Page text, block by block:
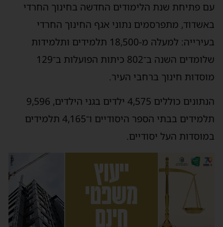
עם פתיחת שנת הלימודים החדשה בחינוך החרדי
באשדוד, מתפרסמים נתוני אגף החינוך החרדי
בעירייה: למעלה מ-18,500 תלמידים ותלמידות
שלומדים השנה ב־802 כיתות הפועלות ב־129
מוסדות חינוך ברחבי העיר.
הנתונים כוללים 4,575 ילדים בגני הילדים, 9,596
תלמידים בבתי הספר היסודיים ו־4,165 תלמידים
במוסדות העל יסודיים.